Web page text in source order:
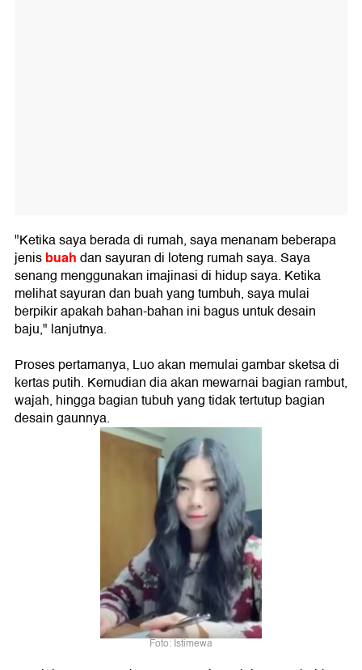
"Ketika saya berada di rumah, saya menanam beberapa
jenisbuahdan sayuran di loteng rumah saya. Saya
senang menggunakan imajinasi di hidup saya. Ketika
melihat sayuran dan buah yang tumbuh, saya mulai
berpikir apakah bahan-bahan ini bagus untuk desain
baju," lanjutnya.
Proses pertamanya, Luo akan memulai gambar sketsa di
kertas putih. Kemudian dia akan mewarnai bagian rambut,
wajah, hingga bagian tubuh yang tidak tertutup bagian
desain gaunnya.
Foto: Istimewa